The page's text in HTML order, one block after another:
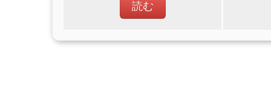
読む